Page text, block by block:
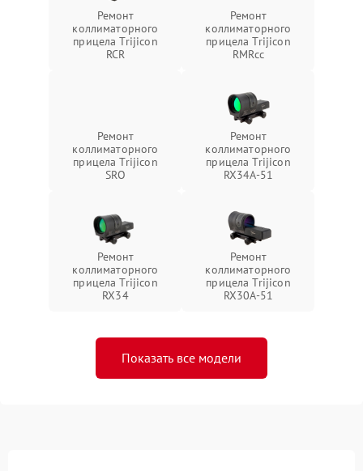
Ремонт
коллиматорного
прицела Trijicon
RCR
Ремонт
коллиматорного
прицела Trijicon
RMRcc
Ремонт
коллиматорного
прицела Trijicon
SRO
Ремонт
коллиматорного
прицела Trijicon
RX34A-51
Ремонт
коллиматорного
прицела Trijicon
RX34
Ремонт
коллиматорного
прицела Trijicon
RX30A-51
Показать все модели